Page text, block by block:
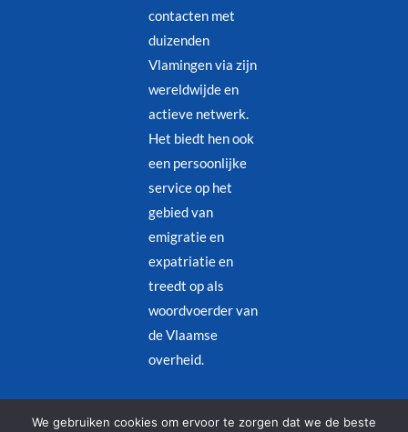
contacten met
duizenden
Vlamingen via zijn
wereldwijde en
actieve netwerk.
Het biedt hen ook
een persoonlijke
service op het
gebied van
emigratie en
expatriatie en
treedt op als
woordvoerder van
de Vlaamse
overheid.
Juridische kennisgeving–Privacybeleid
We gebruiken cookies om ervoor te zorgen dat we de beste